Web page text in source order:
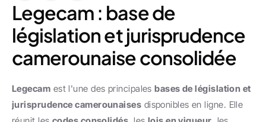
Legecam : base de
législation et jurisprudence
camerounaise consolidée
Legecam est l'une des principales bases de législation et
jurisprudence camerounaises disponibles en ligne. Elle